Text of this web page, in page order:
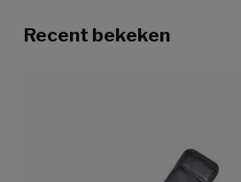
Recent bekeken